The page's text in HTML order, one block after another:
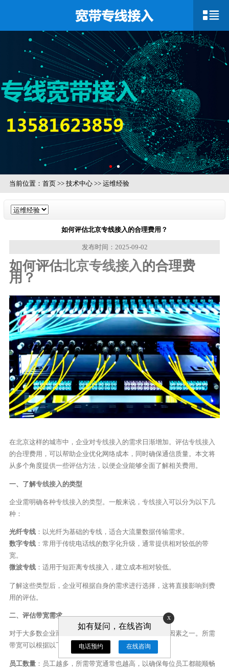
当前位置： 首页>> 技术中心>> 运维经验
如何评估北京专线接入的合理费用？
发布时间：2025-09-02
如何评估北京专线接入的合理费
用？
在北京这样的城市中，企业对专线接入 的需求日渐增加。评估专线接入
的合理费用，可以帮助企业优化网络成本，同时确保通信质量。本文将
从多个角度提供一些评估方法，以便企业能够全面了解相关费用。
一、了解专线接入 的类型
企业需明确各种专线接入 的类型。一般来说， 专线接入 可以分为以下几
种：
光纤专线：以光纤为基础的专线，适合大流量数据传输需求。
数字专线：常用于传统电话线的数字化升级，通常提供相对较低的带
宽。
微波专线：适用于短距离专线接入，建立成本相对较低。
了解这些类型后，企业可根据自身的需求进行选择，这将直接影响到费
用的评估。
二、评估带宽需求
对于大多数企业而言，带宽是决定专线接入费用的主要因素之一。所需
带宽可以根据以下几个方面来评估：
员工数量：员工越多，所需带宽通常也越高，以确保每位员工都能顺畅
x
如有疑问，在线咨询
电话预约 在线咨询